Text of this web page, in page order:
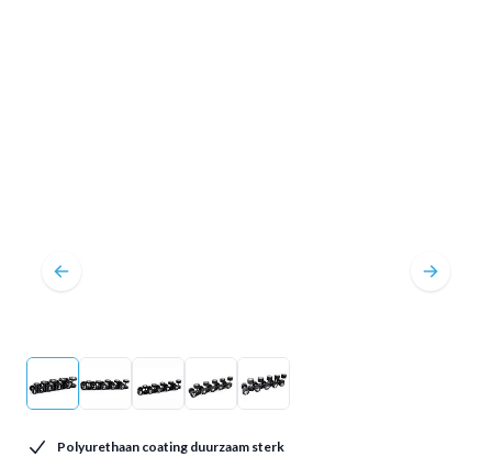
Polyurethaan coating duurzaam sterk